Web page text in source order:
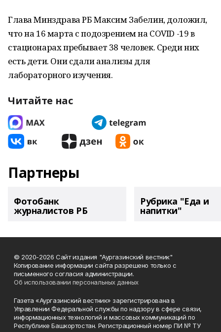
Глава Минздрава РБ Максим Забелин, доложил,
что на 16 марта с подозрением на COVID -19 в
стационарах пребывает 38 человек. Среди них
есть дети. Они сдали анализы для
лабораторного изучения.
Читайте нас
Партнеры
Фотобанк
журналистов РБ
Рубрика "Еда и
напитки"
© 2020-2026 Сайт издания "Аургазинский вестник"
Копирование информации сайта разрешено только с
письменного согласия администрации.
Об использовании персональных данных
Газета «Аургазинский вестник» зарегистрирована в
Управлении Федеральной службы по надзору в сфере связи,
информационных технологий и массовых коммуникаций по
Республике Башкортостан. Регистрационный номер ПИ № ТУ